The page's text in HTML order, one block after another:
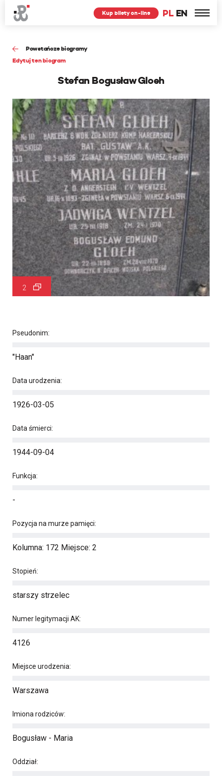
PL EN
Kup bilety on-line
Powstańcze biogramy
Edytuj ten biogram
Stefan Bogusław Gloeh
2
Pseudonim:
"Haan"
Data urodzenia:
1926-03-05
Data śmierci:
1944-09-04
Funkcja:
-
Pozycja na murze pamięci:
Kolumna: 172 Miejsce: 2
Stopień:
starszy strzelec
Numer legitymacji AK:
4126
Miejsce urodzenia:
Warszawa
Imiona rodziców:
Bogusław - Maria
Oddział: